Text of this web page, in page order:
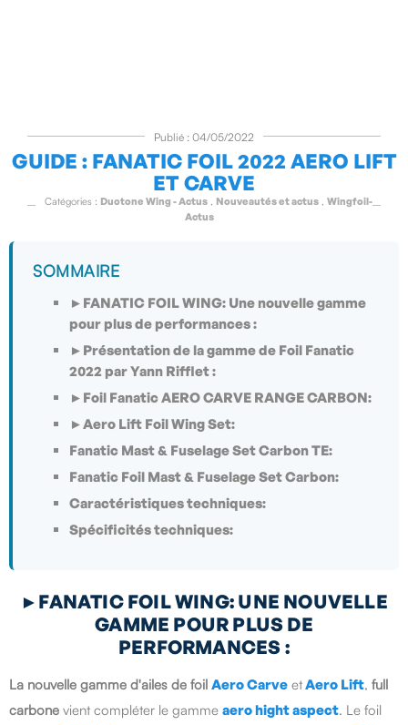
Publié : 04/05/2022
GUIDE : FANATIC FOIL 2022 AERO LIFT
ET CARVE
Catégories : Duotone Wing - Actus Nouveautés et actus
Wingfoil-
Actus
SOMMAIRE
►FANATIC FOIL WING: Une nouvelle gamme
pour plus de performances :
►Présentation de la gamme de Foil Fanatic
2022 par Yann Rifflet :
►Foil Fanatic AERO CARVE RANGE CARBON:
►Aero Lift Foil Wing Set:
Fanatic Mast & Fuselage Set Carbon TE:
Fanatic Foil Mast & Fuselage Set Carbon:
Caractéristiques techniques:
Spécificités techniques:
►FANATIC FOIL WING: UNE NOUVELLE
GAMME POUR PLUS DE
PERFORMANCES:
La nouvelle gamme d'ailes de foil Aero Carve etAero Lift, full
carbone vient compléter le gamme aero hight aspect. Le foil